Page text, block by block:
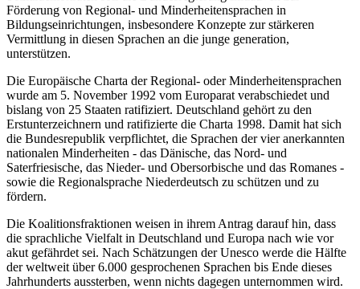
Förderung von Regional- und Minderheitensprachen in
Bildungseinrichtungen, insbesondere Konzepte zur stärkeren
Vermittlung in diesen Sprachen an die junge generation,
unterstützen.
Die Europäische Charta der Regional- oder Minderheitensprachen
wurde am 5. November 1992 vom Europarat verabschiedet und
bislang von 25 Staaten ratifiziert. Deutschland gehört zu den
Erstunterzeichnern und ratifizierte die Charta 1998. Damit hat sich
die Bundesrepublik verpflichtet, die Sprachen der vier anerkannten
nationalen Minderheiten - das Dänische, das Nord- und
Saterfriesische, das Nieder- und Obersorbische und das Romanes -
sowie die Regionalsprache Niederdeutsch zu schützen und zu
fördern.
Die Koalitionsfraktionen weisen in ihrem Antrag darauf hin, dass
die sprachliche Vielfalt in Deutschland und Europa nach wie vor
akut gefährdet sei. Nach Schätzungen der Unesco werde die Hälfte
der weltweit über 6.000 gesprochenen Sprachen bis Ende dieses
Jahrhunderts aussterben, wenn nichts dagegen unternommen wird.